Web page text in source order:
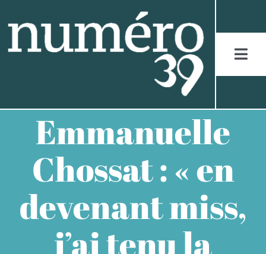
LES JURASSIENS
LES RÉCITS
LES FIGURES
Emmanuelle
Chossat : « en
devenant miss,
j’ai tenu la